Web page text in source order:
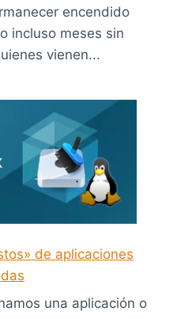
encendido
incluso meses sin
vienen...
de aplicaciones
una aplicación o